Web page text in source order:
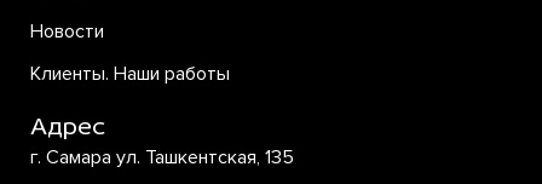
Новости
Клиенты. Наши работы
Адрес
г. Самара ул. Ташкентская, 135